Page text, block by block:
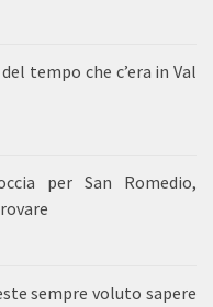
tempo che c’era in Val
per San Romedio,
sempre voluto sapere